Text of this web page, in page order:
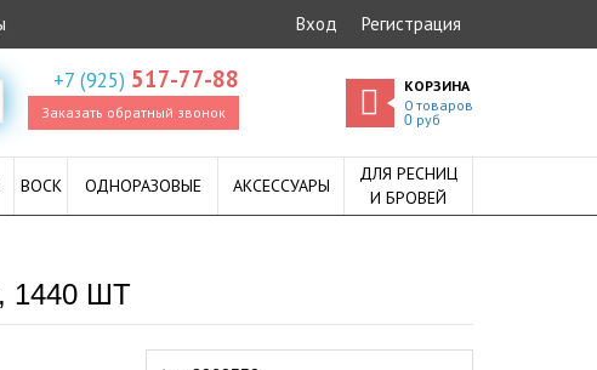
Вход Регистрация
+7 (925) 517-77-88
Заказать обратный звонок
КОРЗИНА
0 товаров
0руб
ВОСК ОДНОРАЗОВЫЕ АКСЕССУАРЫ
ДЛЯ РЕСНИЦ
И БРОВЕЙ
ШТ